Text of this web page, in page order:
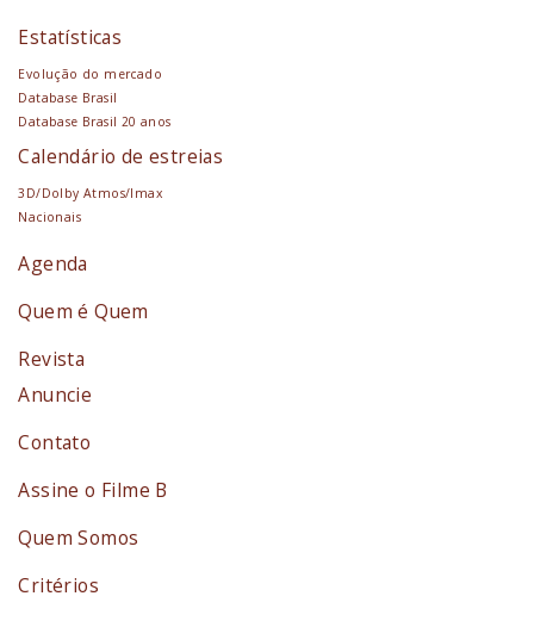
Estatísticas
Evolução do mercado
Database Brasil
Database Brasil 20 anos
Calendário de estreias
3D/Dolby Atmos/Imax
Nacionais
Agenda
Quem é Quem
Revista
Anuncie
Contato
Assine o Filme B
Quem Somos
Critérios